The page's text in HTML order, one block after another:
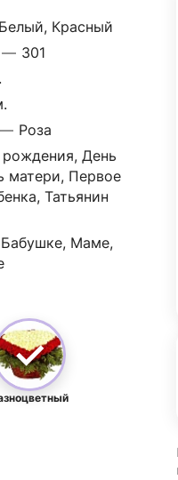
Красный
— 301
— Роза
День
матери, Первое
Татьянин
Маме,